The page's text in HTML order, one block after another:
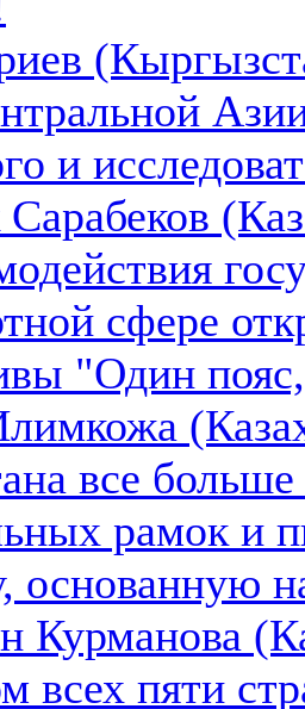
и
сфере
"Один
все
рамок и
основанную
Курманова
всех пяти